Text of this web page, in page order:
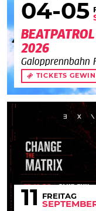
04-05
2026
Galopprennbahn
TICKETS
11 FREITAG